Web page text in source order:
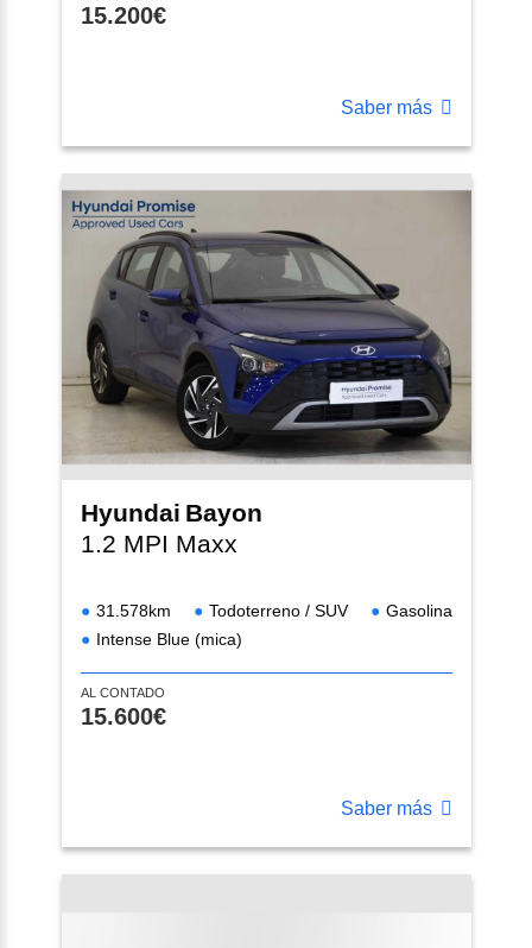
15.200€
Saber más
Hyundai Bayon
1.2 MPI Maxx
31.578km Todoterreno / SUV
Gasolina
Intense Blue (mica)
AL CONTADO
15.600€
Saber más